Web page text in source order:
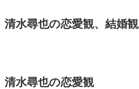
清水尋也の恋愛観、結婚観
清水尋也の恋愛観